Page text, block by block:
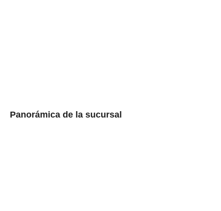
Panorámica de la sucursal